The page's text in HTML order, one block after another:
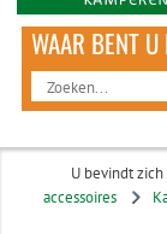
U bevindt
accessoires